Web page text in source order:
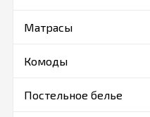
Матрасы
Комоды
Постельное белье